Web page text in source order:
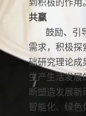
到积极的作用。
共赢
鼓励、引导
需求，积极探
础研究理论成
生产生活发展
断塑造发展新
智能化、绿色